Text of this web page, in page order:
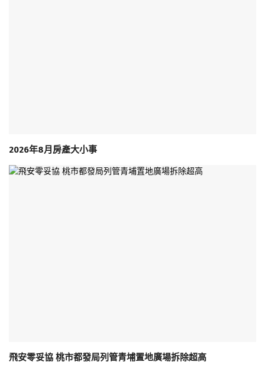
2026年8月房產大小事
飛安零妥協 桃市都發局列管青埔置地廣場拆除超高